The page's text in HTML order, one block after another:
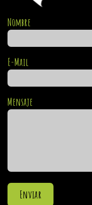
Nombre
E-Mail
Mensaje